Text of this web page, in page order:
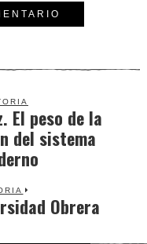
El peso de la
del sistema
Obrera